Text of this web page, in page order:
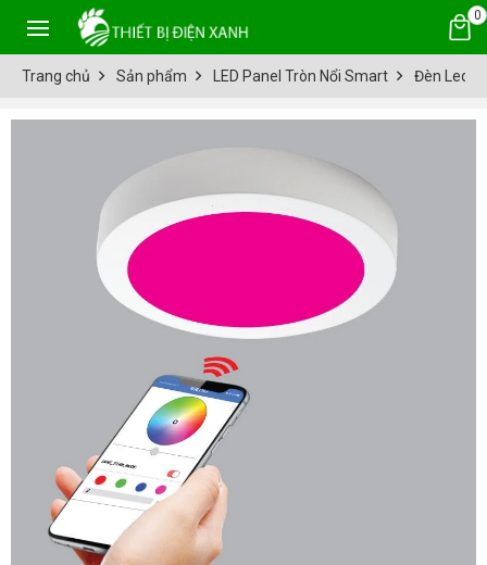
0
Trang chủ Sản phẩm LED Panel Tròn Nổi Smart Đèn Led